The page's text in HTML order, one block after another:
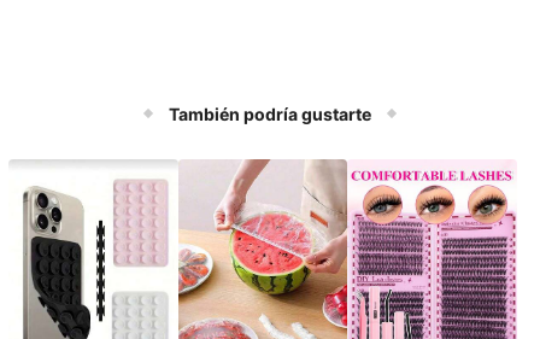
También podría gustarte